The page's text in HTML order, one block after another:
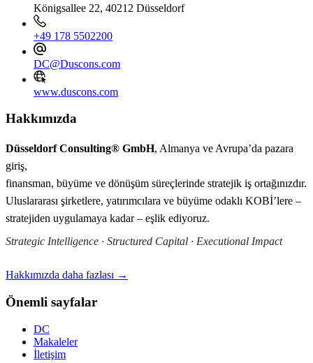
Königsallee 22, 40212 Düsseldorf
+49 178 5502200
DC@Duscons.com
www.duscons.com
Hakkımızda
Düsseldorf Consulting® GmbH, Almanya ve Avrupa’da pazara
giriş,
finansman, büyüme ve dönüşüm süreçlerinde stratejik iş ortağınızdır.
Uluslararası şirketlere, yatırımcılara ve büyüme odaklı KOBİ’lere –
stratejiden uygulamaya kadar – eşlik ediyoruz.
Strategic Intelligence · Structured Capital · Executional Impact
Hakkımızda daha fazlası →
Önemli sayfalar
DC
Makaleler
İletişim